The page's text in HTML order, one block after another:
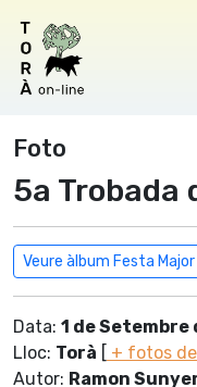
Foto
5a Trobada
Veure àlbum Festa
Data: 1 de Setembre
Lloc: Torà [ + fotos de
Autor: Ramon